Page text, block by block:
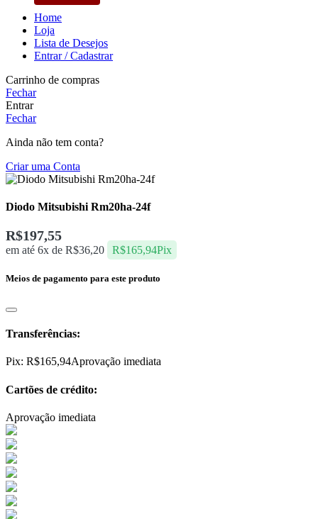
Home
Loja
Lista de Desejos
Entrar / Cadastrar
Carrinho de compras
Fechar
Entrar
Fechar
Ainda não tem conta?
Criar uma Conta
Diodo Mitsubishi Rm20ha-24f
R$197,55
em até 6x de R$36,20 R$165,94Pix
Meios de pagamento para este produto
Transferências:
Pix: R$165,94Aprovação imediata
Cartões de crédito:
Aprovação imediata